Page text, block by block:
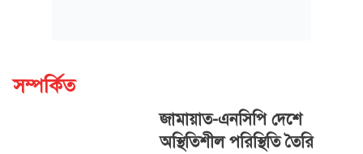
সম্পর্কিত
জামায়াত-এনসিপি দেশে
অস্থিতিশীল পরিস্থিতি তৈরি